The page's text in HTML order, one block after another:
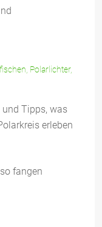
Polarlichter,
Tipps, was
erleben